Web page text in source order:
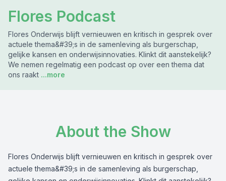
Flores Podcast
Flores Onderwijs blijft vernieuwen en kritisch in gesprek over
actuele thema&#39;s in de samenleving als burgerschap,
gelijke kansen en onderwijsinnovaties. Klinkt dit aanstekelijk?
We nemen regelmatig een podcast op over een thema dat
ons raakt ...more
About the Show
Flores Onderwijs blijft vernieuwen en kritisch in gesprek over
actuele thema&#39;s in de samenleving als burgerschap,